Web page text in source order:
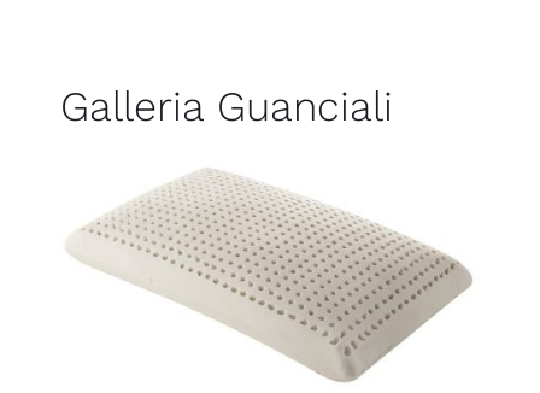
Galleria Guanciali